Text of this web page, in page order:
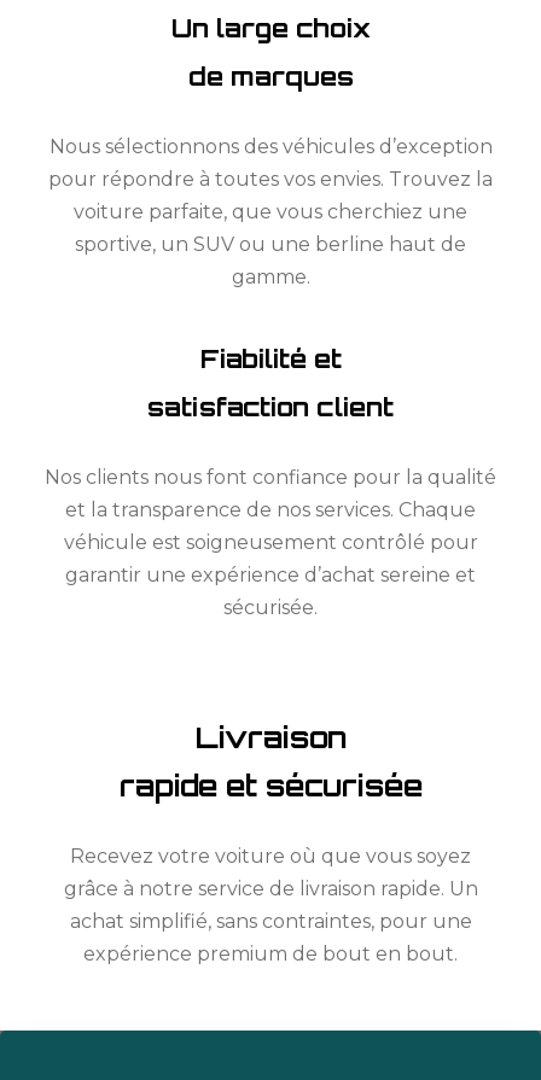
Un large choix
de marques
Nous sélectionnons des véhicules d’exception
pour répondre à toutes vos envies. Trouvez la
voiture parfaite, que vous cherchiez une
sportive, un SUV ou une berline haut de
gamme.
Fiabilité et
satisfaction client
Nos clients nous font confiance pour la qualité
et la transparence de nos services. Chaque
véhicule est soigneusement contrôlé pour
garantir une expérience d’achat sereine et
sécurisée.
Livraison
rapide et sécurisée
Recevez votre voiture où que vous soyez
grâce à notre service de livraison rapide. Un
achat simplifié, sans contraintes, pour une
expérience premium de bout en bout.